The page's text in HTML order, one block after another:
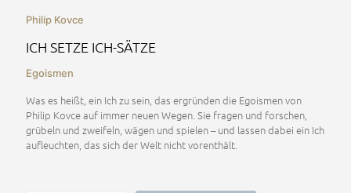
Philip Kovce
ICH SETZE ICH-SÄTZE
Egoismen
Was es heißt, ein Ich zu sein, das ergründen die Egoismen von
Philip Kovce auf immer neuen Wegen. Sie fragen und forschen,
grübeln und zweifeln, wägen und spielen – und lassen dabei ein Ich
aufleuchten, das sich der Welt nicht vorenthält.